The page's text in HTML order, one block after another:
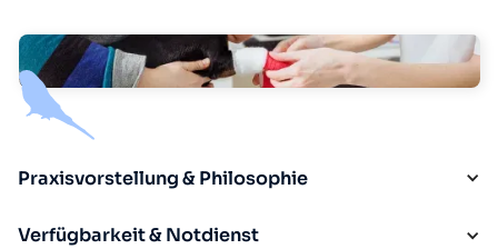
Praxisvorstellung & Philosophie
Verfügbarkeit & Notdienst